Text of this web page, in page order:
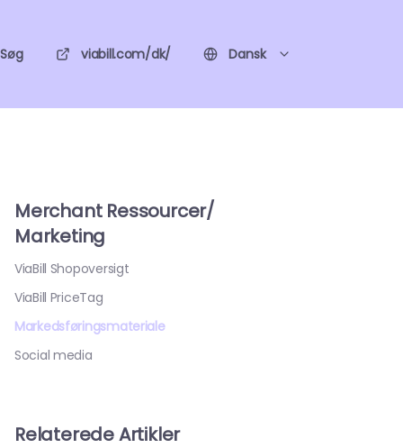
Søg viabill.com/dk/ Dansk
Merchant Ressourcer/
Marketing
ViaBill Shopoversigt
ViaBill PriceTag
Markedsføringsmateriale
Social media
Relaterede Artikler